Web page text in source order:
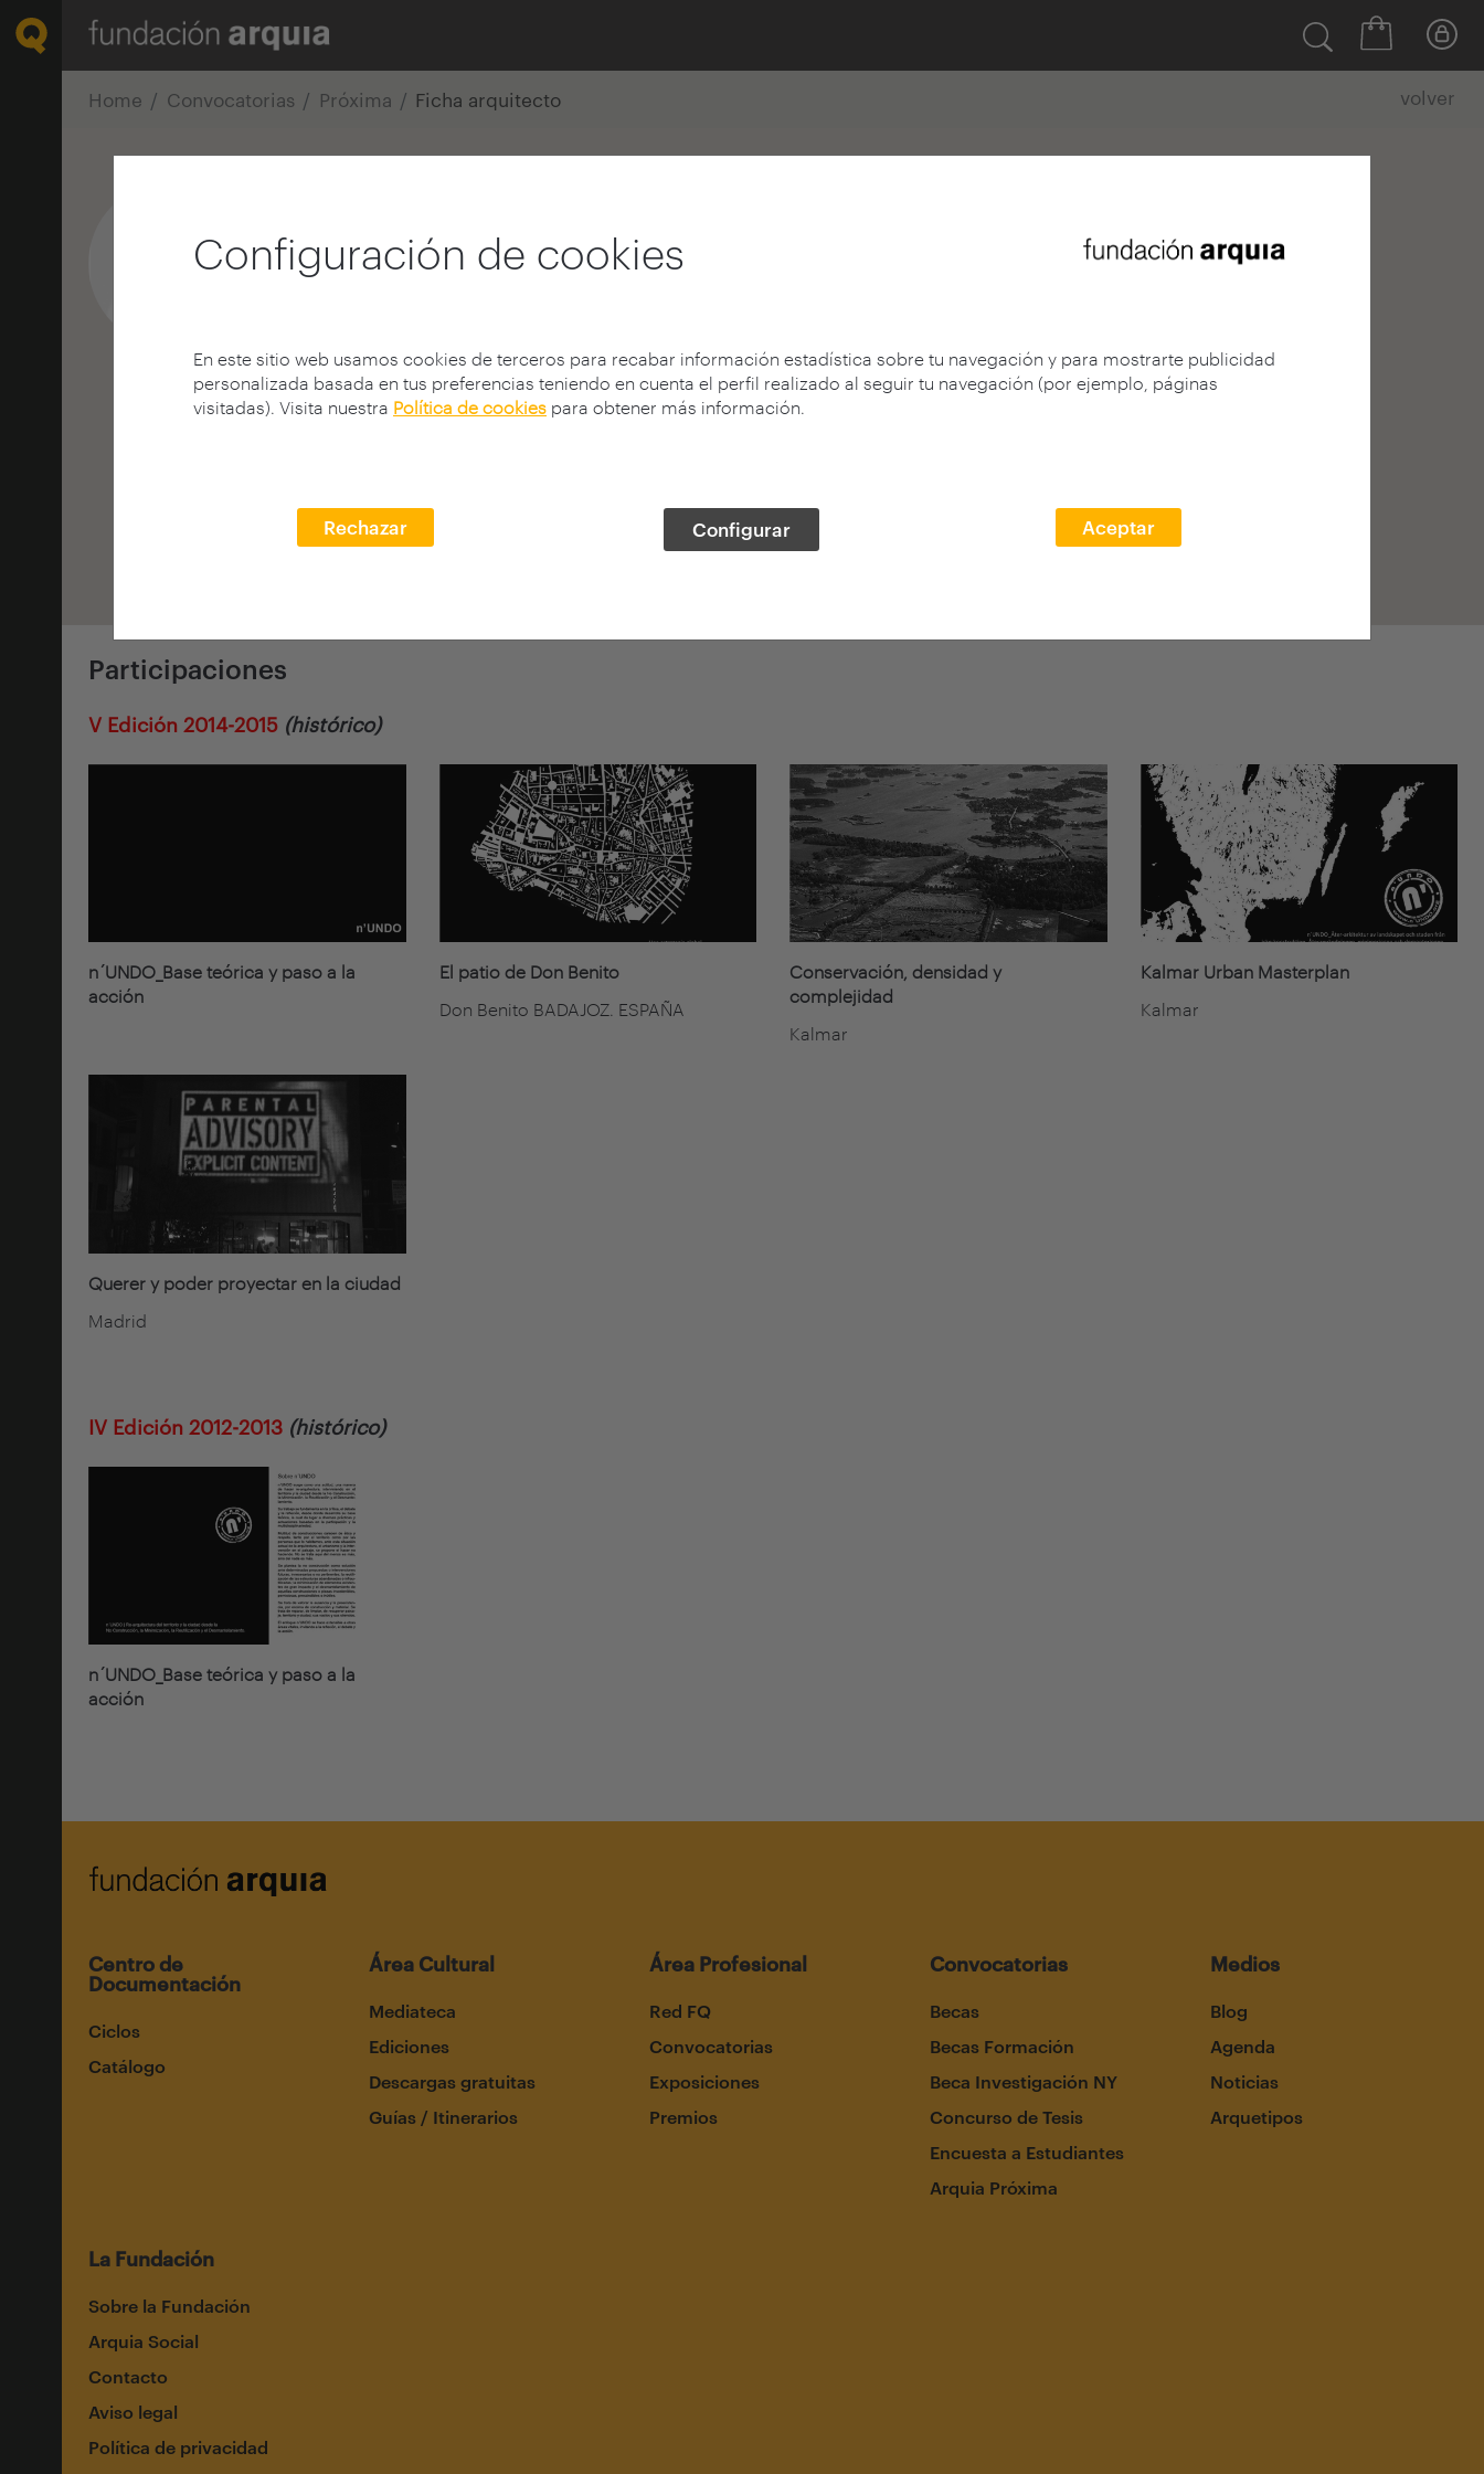
Configuración de cookies
En este sitio web usamos cookies de terceros para recabar información estadística sobre tu navegación y para mostrarte publicidad
personalizada basada en tus preferencias teniendo en cuenta el perfil realizado al seguir tu navegación (por ejemplo, páginas
visitadas). Visita nuestra Política de cookies para obtener más información.
Rechazar Configurar Aceptar
Home Convocatorias Próxima Ficha arquitecto volver
Arquitecto
E.T.S. A - Madrid - UPM
Participaciones
V Edición 2014-2015 (histórico)
n´UNDO_Base teórica y paso a la
acción
El patio de Don Benito
Don Benito BADAJOZ. ESPAÑA
Conservación, densidad y
complejidad
Kalmar
Kalmar Urban Masterplan
Kalmar
Querer y poder proyectar en la ciudad
Madrid
IV Edición 2012-2013 (histórico)
n´UNDO_Base teórica y paso a la
acción
Centro de
Documentación
Ciclos
Catálogo
Área Cultural
Mediateca
Ediciones
Descargas gratuitas
Guías / Itinerarios
Área Profesional
Red FQ
Convocatorias
Exposiciones
Premios
Convocatorias
Becas
Becas Formación
Beca Investigación NY
Concurso de Tesis
Encuesta a Estudiantes
Arquia Próxima
Medios
Blog
Agenda
Noticias
Arquetipos
La Fundación
Sobre la Fundación
Arquia Social
Contacto
Aviso legal
Política de privacidad